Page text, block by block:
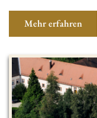
Mehr erfahren